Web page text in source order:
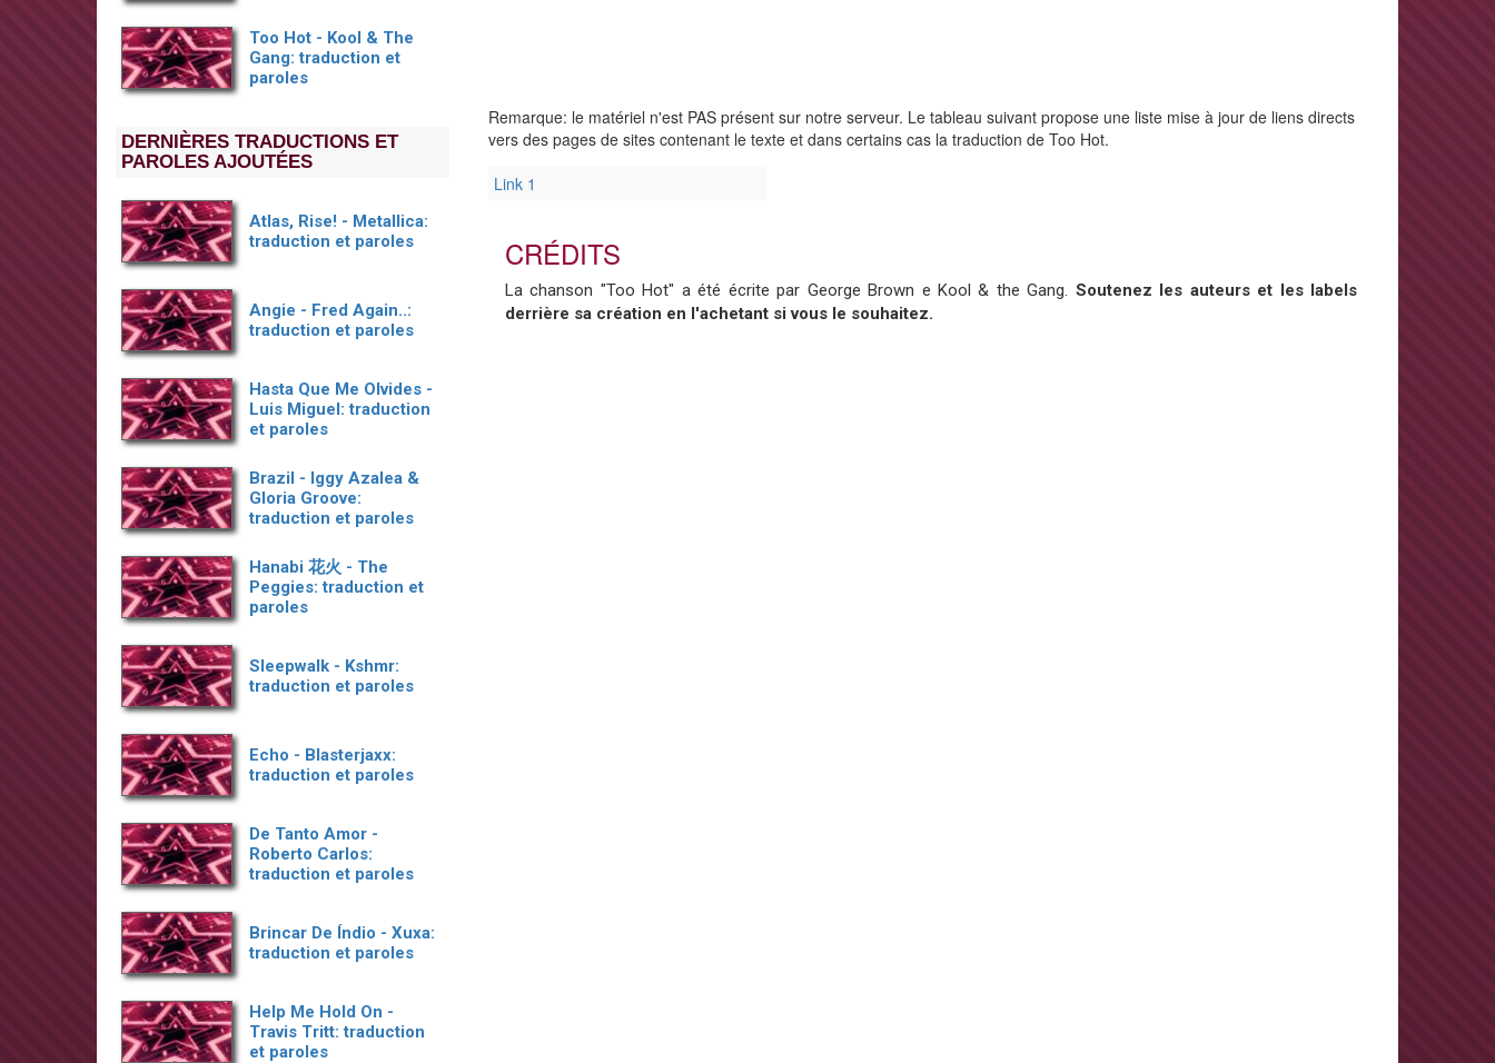
Remarque: le matériel n'est PAS présent sur notre serveur. Le tableau suivant propose une liste mise à jour de liens directs
vers des pages de sites contenant le texte et dans certains cas la traduction de Too Hot.
Link 1
CRÉDITS
La chanson "Too Hot" a été écrite par George Brown e Kool & the Gang. Soutenez les auteurs et les labels
derrière sa création en l'achetant si vous le souhaitez.
Too Hot - Kool & The
Gang: traduction et
paroles
DERNIÈRES TRADUCTIONS ET
PAROLES AJOUTÉES
Atlas, Rise! - Metallica:
traduction et paroles
Angie - Fred Again..:
traduction et paroles
Hasta Que Me Olvides -
Luis Miguel: traduction
et paroles
Brazil - Iggy Azalea &
Gloria Groove:
traduction et paroles
Hanabi 花火 - The
Peggies: traduction et
paroles
Sleepwalk - Kshmr:
traduction et paroles
Echo - Blasterjaxx:
traduction et paroles
De Tanto Amor -
Roberto Carlos:
traduction et paroles
Brincar De Índio - Xuxa:
traduction et paroles
Help Me Hold On -
Travis Tritt: traduction
et paroles